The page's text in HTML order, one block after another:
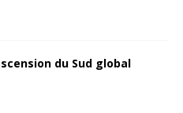
du Sud global